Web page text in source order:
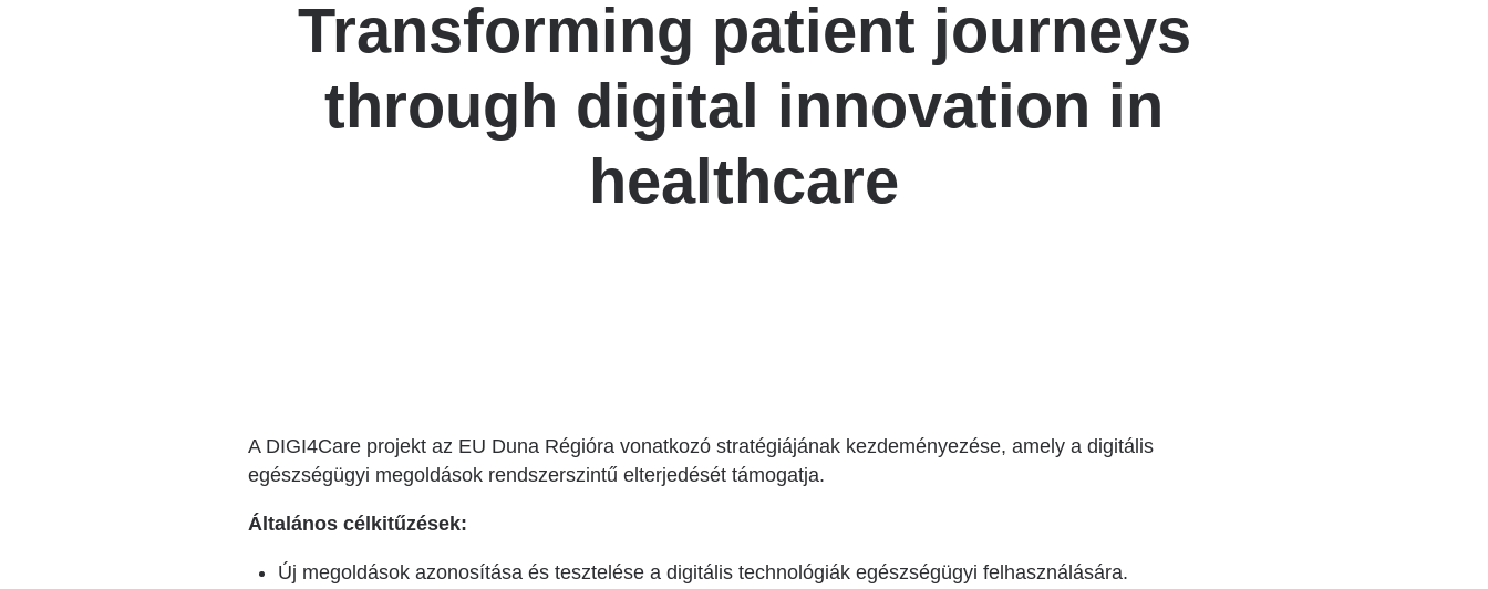
Egészségértés
Radiológiai Osztály
Szolgáltatásaink
Transforming patient journeys
through digital innovation in
healthcare
A DIGI4Care projekt az EU Duna Régióra vonatkozó stratégiájának kezdeményezése, amely a digitális
egészségügyi megoldások rendszerszintű elterjedését támogatja.
Általános célkitűzések:
Új megoldások azonosítása és tesztelése a digitális technológiák egészségügyi felhasználására.